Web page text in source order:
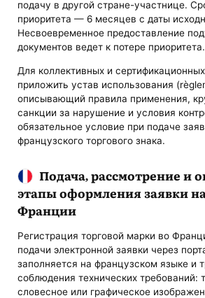
подачу в другой стране-участнице.
приоритета — 6 месяцев с даты
Несвоевременное предоставление
документов ведет к потере приоритета.
Для коллективных и
приложить устав использования
описывающий правила применения,
санкции за нарушение и условия
обязательное условие при подаче
французского торгового знака.
Подача, рассмотрение и
этапы оформления заявки
Франции
Регистрация торговой марки во
подачи электронной заявки через
заполняется на французском языке и
соблюдения технических требований:
словесное или графическое